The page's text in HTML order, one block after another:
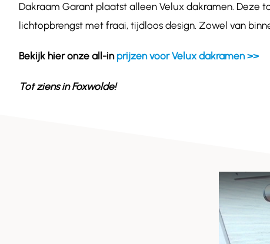
Dakraam Garant plaatst alleen Velux dakramen.
lichtopbrengst met fraai, tijdloos design. Zowel van
Bekijk hier onze all-in prijzen voor Velux dakramen >>
Tot ziens inFoxwolde!